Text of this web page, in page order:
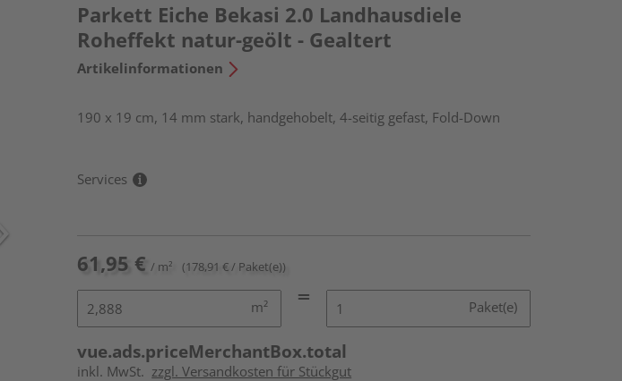
Parkett Eiche Bekasi 2.0 Landhausdiele
Roheffekt natur-geölt - Gealtert
Artikelinformationen
190 x 19 cm, 14 mm stark, handgehobelt, 4-seitig gefast, Fold-Down
Services
61,95 € / m² (178,91 € / Paket(e))
m² Paket(e)
vue.ads.priceMerchantBox.total
inkl. MwSt. zzgl. Versandkosten für Stückgut